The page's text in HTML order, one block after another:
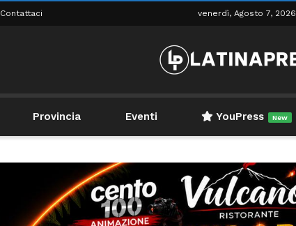
Contattaci venerdì, Agosto 7, 2026
Provincia Eventi YouPress New